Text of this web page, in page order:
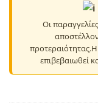
Οι
επιβεβαιωθεί